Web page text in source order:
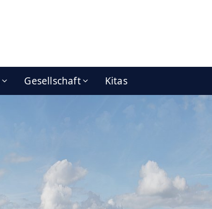
Gesellschaft Kitas